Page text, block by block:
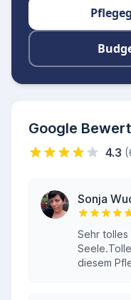
Google
4.3
Sonja
Sehr tolles
diesem